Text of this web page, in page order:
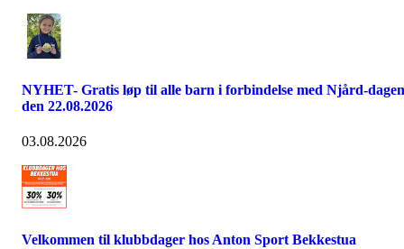
NYHET- Gratis løp til alle barn i forbindelse med Njård-dagen
den 22.08.2026
03.08.2026
Velkommen til klubbdager hos Anton Sport Bekkestua